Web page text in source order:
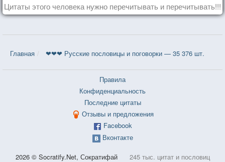
Цитаты этого человека нужно перечитывать и перечитывать!!!
Главная ❤❤❤ Русские пословицы и поговорки — 35 376 шт.
Правила
Конфиденциальность
Последние цитаты
Отзывы и предложения
Facebook
Вконтакте
2026 © Socratify.Net, Сократифай 245 тыс. цитат и пословиц